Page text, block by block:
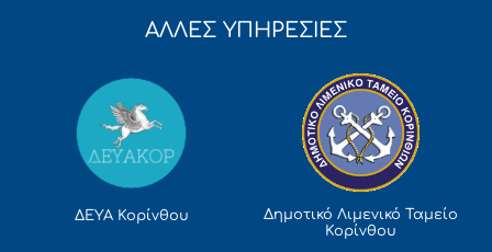
ΑΛΛΕΣ ΥΠΗΡΕΣΙΕΣ
ΔΕΥΑ Κορίνθου
Δημοτικό Λιμενικό Ταμείο
Κορίνθου